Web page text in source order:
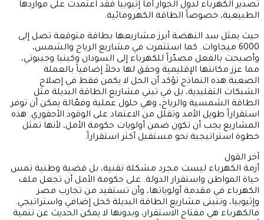
تصدير الكهرباء لدول الجوار.أما إثيوبيا فقد اعتمدت على مواردها
الطبيعية، خصوصاً الطاقة الكهرومائية.
حيث يمثل سد النهضة أبرز مشاريعها بطاقة متوقعة تصل إلى
6000 ميجاوات. كما استثمرت في مشاريع الرياح والشمس،
وأصبحت بالفعل مصدّراً للكهرباء إلى السودان وكينيا وجيبوتي،
مما عزز مكانتها الإقليمية وحقق لها دخلاً إضافياً بالعملة
الصعبة.هذه النماذج تؤكد أن الحل لا يكمن فقط في إصلاح
الشبكات التقليدية، بل في تبني مشاريع الطاقة البديلة مثل
الطاقة الشمسية والرياح، وهي حلول عملية وفعّالة يمكن أن توفر
استقراراً طويل الأمد وتقلل من الاعتماد على الوقود الأحفوري. هذه
المشاريع يجب أن تكون ضمن أولويات حكومة الأمل، لأنها تمثل
خطوة استراتيجية نحو مستقبل أكثر استقراراً.
آخر القول
أزمة الكهرباء ليست مجرد مشكلة تقنية، بل قضية وطنية تمس
حياة المواطن واستقرار الدولة. على حكومة الأمل أن تجعل ملف
الكهرباء في مقدمة أولوياتها، وأن تستفيد من تجارب مصر
وإثيوبيا، وتتبنى مشاريع الطاقة البديلة كحل إضافي واستراتيجي.
فالكهرباء هي مفتاح الاستقرار، وبدونها لا يمكن الحديث عن تنمية